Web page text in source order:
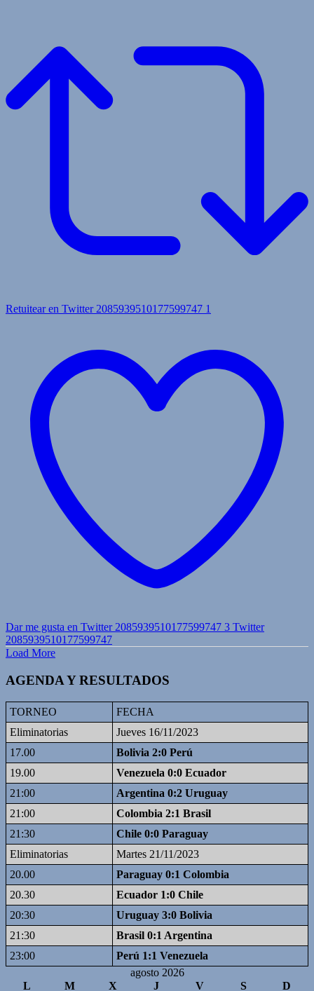
Retuitear en Twitter 2085939510177599747 1
Dar me gusta en Twitter 2085939510177599747 3 Twitter
2085939510177599747
Load More
AGENDA Y RESULTADOS
TORNEO
FECHA
Eliminatorias
Jueves 16/11/2023
17.00
Bolivia 2:0 Perú
19.00
Venezuela 0:0 Ecuador
21:00
Argentina 0:2 Uruguay
21:00
Colombia 2:1 Brasil
21:30
Chile 0:0 Paraguay
Eliminatorias
Martes 21/11/2023
20.00
Paraguay 0:1 Colombia
20.30
Ecuador 1:0 Chile
20:30
Uruguay 3:0 Bolivia
21:30
Brasil 0:1 Argentina
23:00
Perú 1:1 Venezuela
agosto 2026
L
M X J V S
D